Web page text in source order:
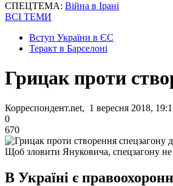
СПЕЦТЕМА: Війна в Ірані
ВСІ ТЕМИ
Вступ України в ЄС
Теракт в Барселоні
Грицак проти
Корреспондент.net, 1 вересня 2018,
0
670
Щоб зловити Януковича, спецзагону
В Україні є